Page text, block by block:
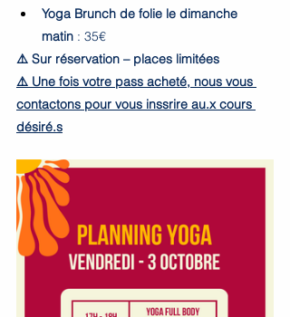
Yoga Brunch de folie le dimanche
matin : 35€
⚠️ Sur réservation – places limitées
⚠️ Une fois votre pass acheté, nous vous
contactons pour vous inssrire au.x cours
désiré.s